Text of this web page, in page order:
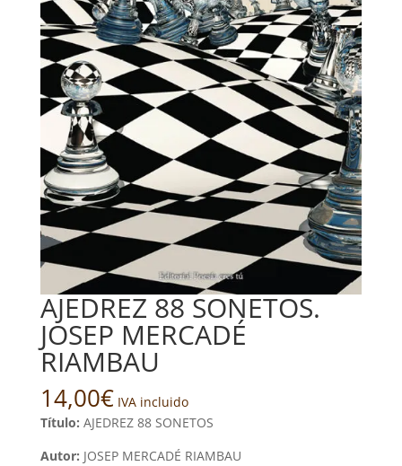
AJEDREZ 88 SONETOS.
JOSEP MERCADÉ
RIAMBAU
14,00€ IVA incluido
Título: AJEDREZ 88 SONETOS
Autor: JOSEP MERCADÉ RIAMBAU